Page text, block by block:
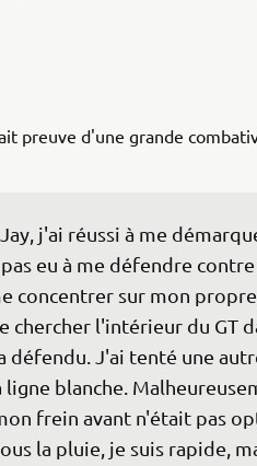
preuve d'une grande
j'ai réussi à me
eu à me défendre
concentrer sur mon
chercher l'intérieur du GT
défendu. J'ai tenté une
ligne blanche.
frein avant n'était pas
la pluie, je suis rapide,